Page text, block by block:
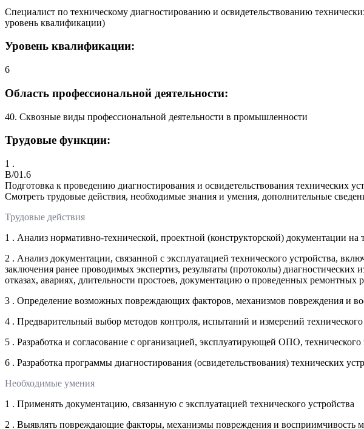
Специалист по техническому диагностированию и освидетельствованию
уровень квалификации)
Уровень квалификации:
6
Область профессиональной деятельности:
40. Сквозные виды профессиональной деятельности в промышленности
Трудовые функции:
1 .
B/01.6
Подготовка к проведению диагностирования и освидетельствования технических
Смотреть трудовые действия, необходимые знания и умения, дополнительные
Трудовые действия
1 . Анализ нормативно-технической, проектной (конструкторской) документации на
2 . Анализ документации, связанной с эксплуатацией технического устройства,
заключения ранее проводимых экспертиз, результаты (протоколы)
отказах, авариях, длительности простоев, документацию о проведенных ремонтных
3 . Определение возможных повреждающих факторов, механизмов повреждения и
4 . Предварительный выбор методов контроля, испытаний и измерений технического
5 . Разработка и согласование с организацией, эксплуатирующей ОПО,
6 . Разработка программы диагностирования (освидетельствования) технических
Необходимые умения
1 . Применять документацию, связанную с эксплуатацией технического устройства
2 . Выявлять повреждающие факторы, механизмы повреждения и восприимчивость